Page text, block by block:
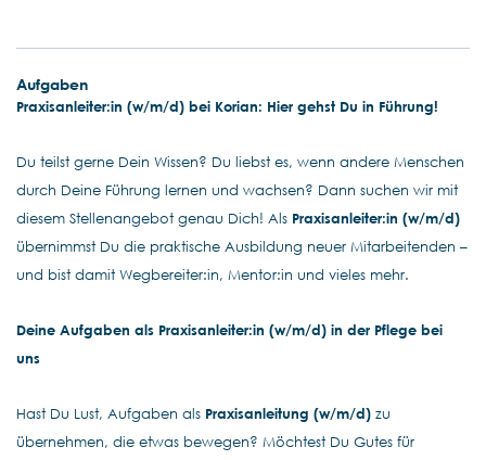
Aufgaben
Praxisanleiter:in (w/m/d) bei Korian: Hier gehst Du in Führung!
Du teilst gerne Dein Wissen? Du liebst es, wenn andere Menschen
durch Deine Führung lernen und wachsen? Dann suchen wir mit
diesem Stellenangebot genau Dich! Als Praxisanleiter:in (w/m/d)
übernimmst Du die praktische Ausbildung neuer Mitarbeitenden –
und bist damit Wegbereiter:in, Mentor:in und vieles mehr.
Deine Aufgaben als Praxisanleiter:in (w/m/d) in der Pflege bei
uns
Hast Du Lust, Aufgaben als Praxisanleitung (w/m/d) zu
übernehmen, die etwas bewegen? Möchtest Du Gutes für